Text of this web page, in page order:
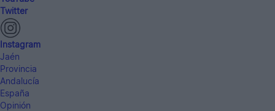
Twitter
Instagram
Jaén
Provincia
Andalucía
España
Opinión